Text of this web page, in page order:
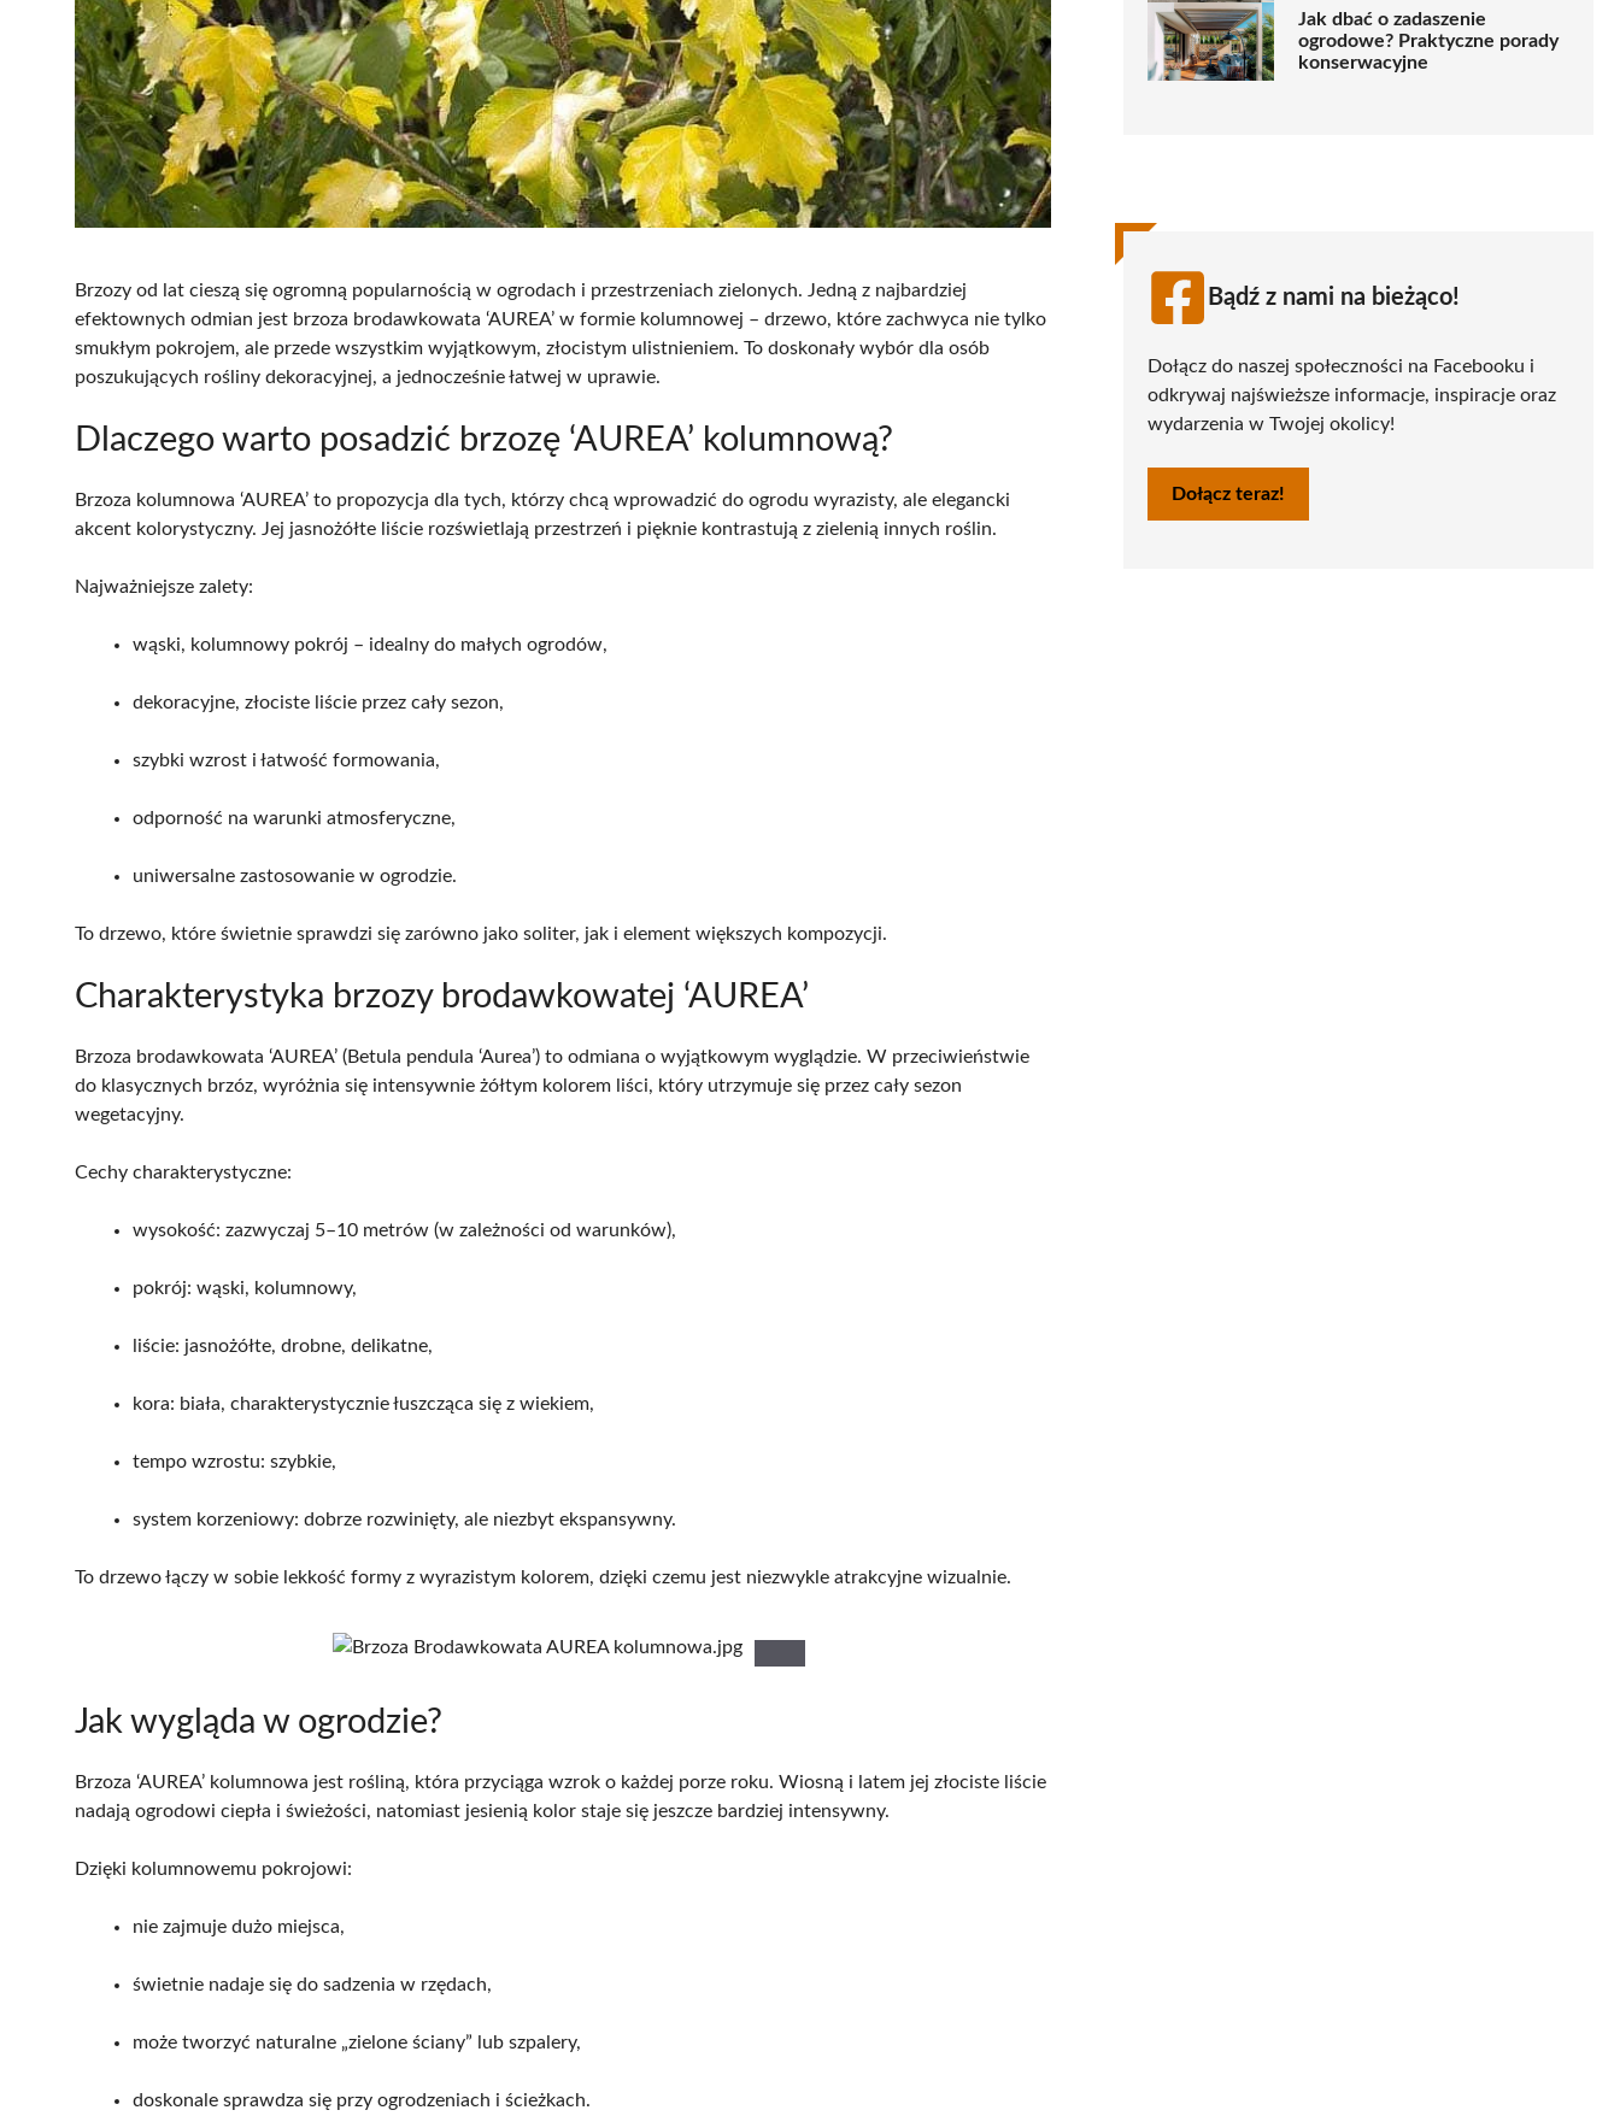
Brzozy od lat cieszą się ogromną popularnością w ogrodach i przestrzeniach zielonych. Jedną z najbardziej
efektownych odmian jest brzoza brodawkowata ‘AUREA’ w formie kolumnowej – drzewo, które zachwyca nie tylko
smukłym pokrojem, ale przede wszystkim wyjątkowym, złocistym ulistnieniem. To doskonały wybór dla osób
poszukujących rośliny dekoracyjnej, a jednocześnie łatwej w uprawie.
Dlaczego warto posadzić brzozę ‘AUREA’ kolumnową?
Brzoza kolumnowa ‘AUREA’ to propozycja dla tych, którzy chcą wprowadzić do ogrodu wyrazisty, ale elegancki
akcent kolorystyczny. Jej jasnożółte liście rozświetlają przestrzeń i pięknie kontrastują z zielenią innych roślin.
Najważniejsze zalety:
wąski, kolumnowy pokrój – idealny do małych ogrodów,
dekoracyjne, złociste liście przez cały sezon,
szybki wzrost i łatwość formowania,
odporność na warunki atmosferyczne,
uniwersalne zastosowanie w ogrodzie.
To drzewo, które świetnie sprawdzi się zarówno jako soliter, jak i element większych kompozycji.
Charakterystyka brzozy brodawkowatej ‘AUREA’
Brzoza brodawkowata ‘AUREA’ (Betula pendula ‘Aurea’) to odmiana o wyjątkowym wyglądzie. W przeciwieństwie
do klasycznych brzóz, wyróżnia się intensywnie żółtym kolorem liści, który utrzymuje się przez cały sezon
wegetacyjny.
Cechy charakterystyczne:
wysokość: zazwyczaj 5–10 metrów (w zależności od warunków),
pokrój: wąski, kolumnowy,
liście: jasnożółte, drobne, delikatne,
kora: biała, charakterystycznie łuszcząca się z wiekiem,
tempo wzrostu: szybkie,
system korzeniowy: dobrze rozwinięty, ale niezbyt ekspansywny.
To drzewo łączy w sobie lekkość formy z wyrazistym kolorem, dzięki czemu jest niezwykle atrakcyjne wizualnie.
Jak wygląda w ogrodzie?
Brzoza ‘AUREA’ kolumnowa jest rośliną, która przyciąga wzrok o każdej porze roku. Wiosną i latem jej złociste liście
nadają ogrodowi ciepła i świeżości, natomiast jesienią kolor staje się jeszcze bardziej intensywny.
Dzięki kolumnowemu pokrojowi:
nie zajmuje dużo miejsca,
świetnie nadaje się do sadzenia w rzędach,
może tworzyć naturalne „zielone ściany” lub szpalery,
doskonale sprawdza się przy ogrodzeniach i ścieżkach.
Jak dbać o zadaszenie
ogrodowe? Praktyczne porady
konserwacyjne
Bądź z nami na bieżąco!
Dołącz do naszej społeczności na Facebooku i
odkrywaj najświeższe informacje, inspiracje oraz
wydarzenia w Twojej okolicy!
Dołącz teraz!